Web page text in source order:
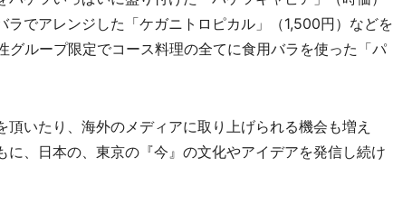
でアレンジした「ケガニトロピカル」（1,500円）などを
グループ限定でコース料理の全てに食用バラを使った「パ
いたり、海外のメディアに取り上げられる機会も増え
、日本の、東京の『今』の文化やアイデアを発信し続け